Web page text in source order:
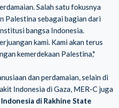
Salah satu fokusnya
Palestina sebagai bagian dari
bangsa Indonesia.
kami. Kami akan terus
kemerdekaan Palestina,"
dan perdamaian, selain di
Indonesia di Gaza, MER-C juga
Indonesia di Rakhine State